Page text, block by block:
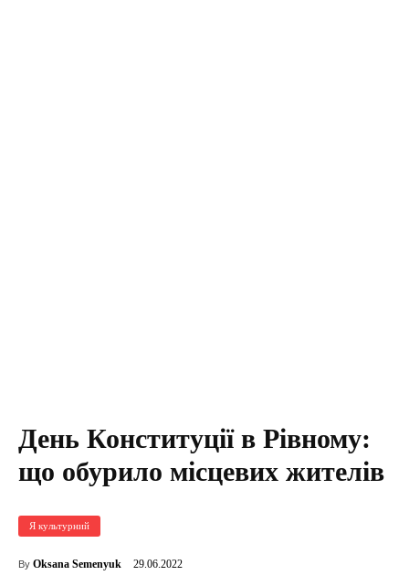
День Конституції в Рівному:
що обурило місцевих жителів
Я культурний
By Oksana Semenyuk 29.06.2022